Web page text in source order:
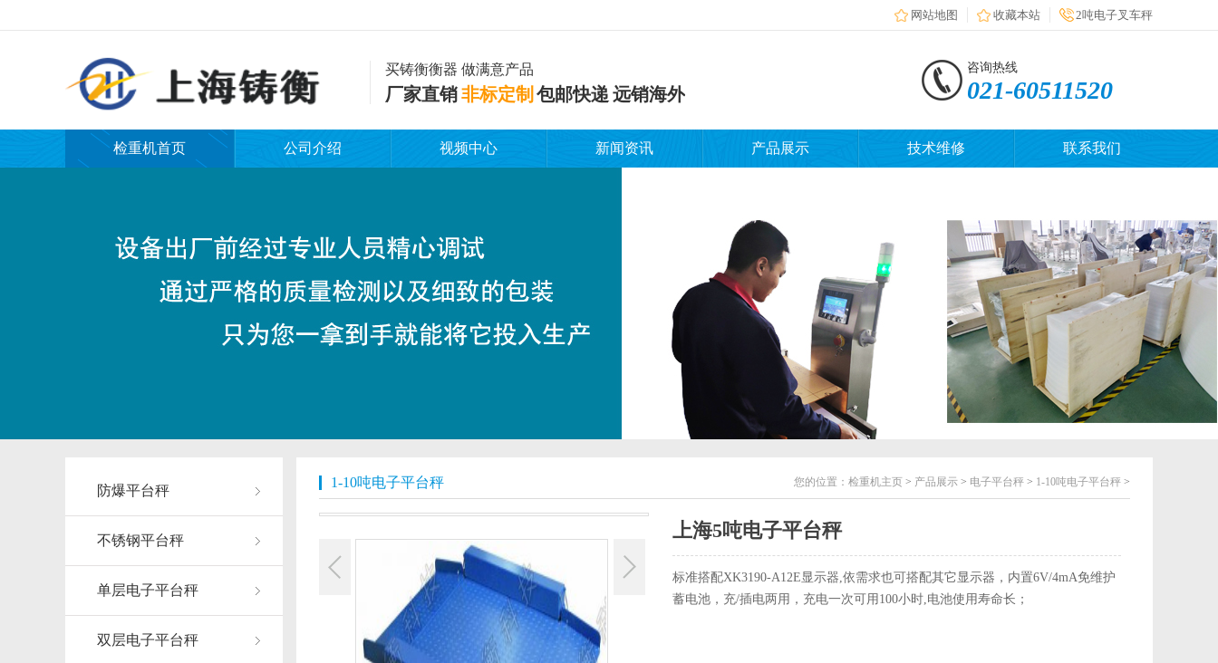
网站地图 收藏本站 2吨电子叉车秤
买铸衡衡器 做满意产品
厂家直销非标定制 包邮快递 远销海外
咨询热线
021-60511520
检重机首页 公司介绍 视频中心 新闻资讯 产品展示 技术维修 联系我们
防爆平台秤
不锈钢平台秤
单层电子平台秤
双层电子平台秤
1-10吨电子平台秤 您的位置： 检重机主页 > 产品展示 > 电子平台秤 > 1-10吨电子平台秤 >
上海5吨电子平台秤
标准搭配XK3190-A12E显示器,依需求也可搭配其它显示器，内置6V/4mA免维护
蓄电池，充/插电两用，充电一次可用100小时,电池使用寿命长；